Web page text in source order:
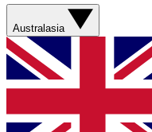
Australasia